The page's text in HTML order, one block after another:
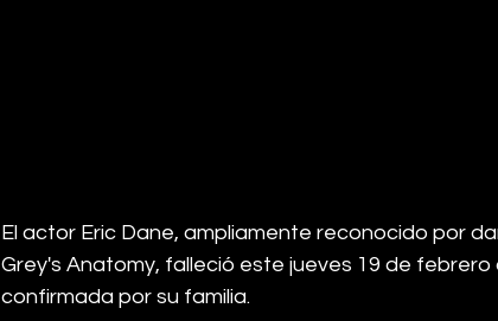
El actor Eric Dane, ampliamente reconocido por
Grey's Anatomy, falleció este jueves 19 de
confirmada por su familia.